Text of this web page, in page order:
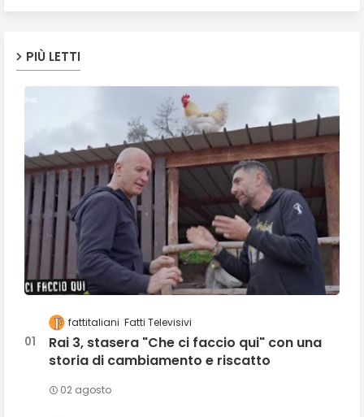
PIÙ LETTI
fattitaliani Fatti Televisivi
Rai 3, stasera "Che ci faccio qui" con una
storia di cambiamento e riscatto
02 agosto